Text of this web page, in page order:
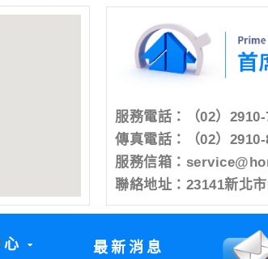
服務電話：
（02）
傳真電話：（02）
服務信箱：
聯絡地址：23141新北
最新消息